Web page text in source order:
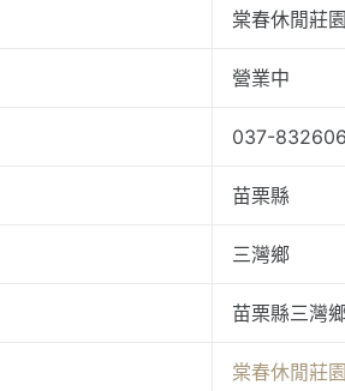
棠春休閒莊園
營業中
037-832606
苗栗縣
三灣鄉
苗栗縣三灣
棠春休閒莊